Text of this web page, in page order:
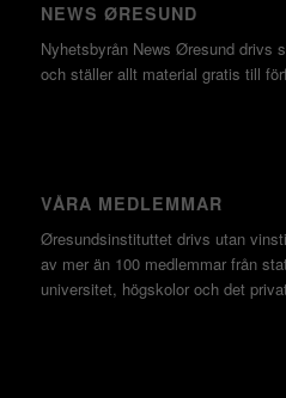
NEWS ØRESUND
Nyhetsbyrån News Øresund drivs
och ställer allt material gratis till
VÅRA MEDLEMMAR
Øresundsinstituttet drivs utan
av mer än 100 medlemmar från
universitet, högskolor och det